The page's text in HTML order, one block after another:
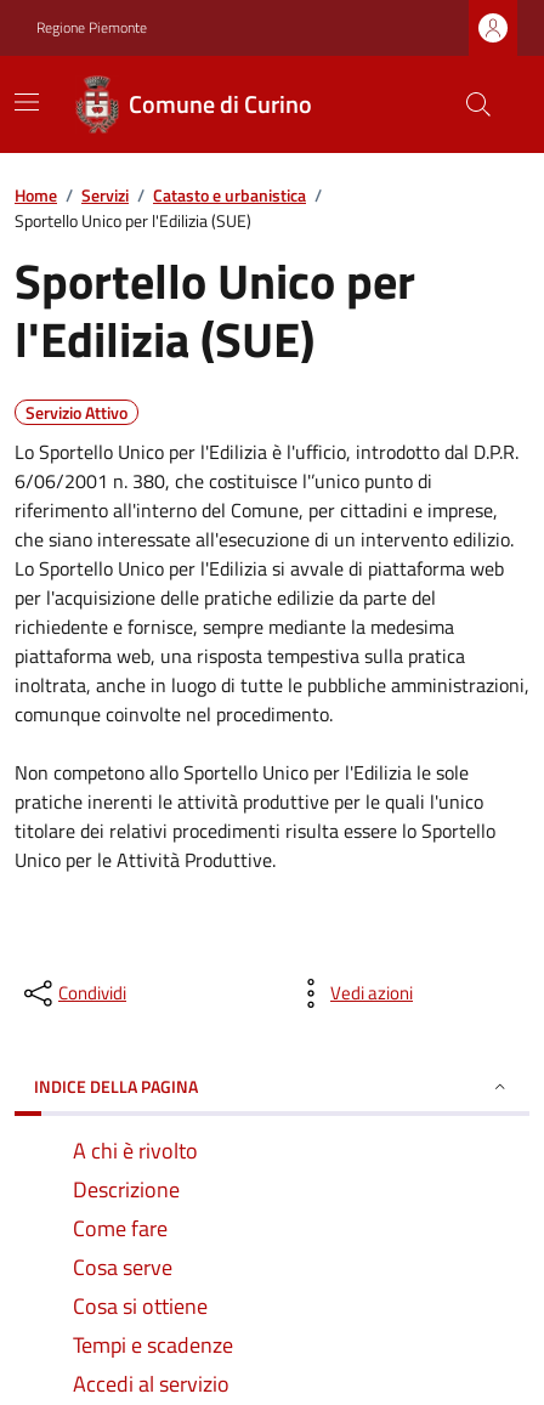
Regione Piemonte
Comune di Curino
Home / Servizi / Catasto e urbanistica /
Sportello Unico per l'Edilizia (SUE)
Sportello Unico per
l'Edilizia (SUE)
Servizio Attivo
Lo Sportello Unico per l'Edilizia è l'ufficio, introdotto dal D.P.R.
6/06/2001 n. 380, che costituisce l'’unico punto di
riferimento all'interno del Comune, per cittadini e imprese,
che siano interessate all'esecuzione di un intervento edilizio.
Lo Sportello Unico per l'Edilizia si avvale di piattaforma web
per l'acquisizione delle pratiche edilizie da parte del
richiedente e fornisce, sempre mediante la medesima
piattaforma web, una risposta tempestiva sulla pratica
inoltrata, anche in luogo di tutte le pubbliche amministrazioni,
comunque coinvolte nel procedimento.
Non competono allo Sportello Unico per l'Edilizia le sole
pratiche inerenti le attività produttive per le quali l'unico
titolare dei relativi procedimenti risulta essere lo Sportello
Unico per le Attività Produttive.
Condividi Vedi azioni
INDICE DELLA PAGINA
A chi è rivolto
Descrizione
Come fare
Cosa serve
Cosa si ottiene
Tempi e scadenze
Accedi al servizio